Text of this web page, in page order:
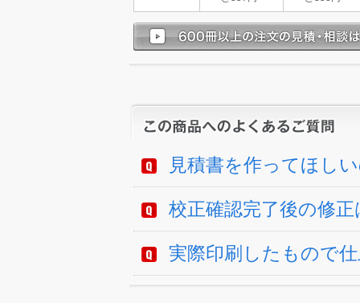
見積書を作ってほし
校正確認完了後の修
実際印刷したもので